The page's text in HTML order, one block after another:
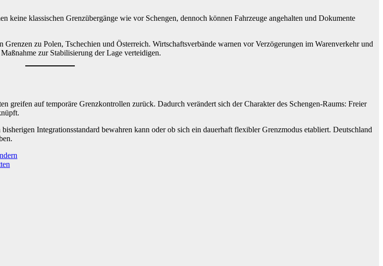
keine klassischen Grenzübergänge wie vor Schengen, dennoch können Fahrzeuge angehalten und Dokumente
zu Polen, Tschechien und Österreich. Wirtschaftsverbände warnen vor Verzögerungen im Warenverkehr und
zur Stabilisierung der Lage verteidigen.
greifen auf temporäre Grenzkontrollen zurück. Dadurch verändert sich der Charakter des Schengen-Raums: Freier
Integrationsstandard bewahren kann oder ob sich ein dauerhaft flexibler Grenzmodus etabliert. Deutschland